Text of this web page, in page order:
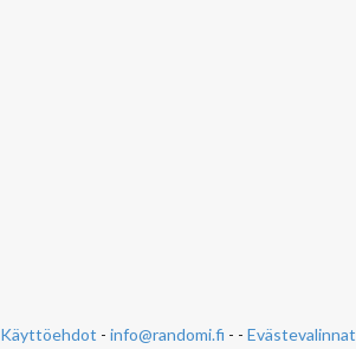
Käyttöehdot - info@randomi.fi - - Evästevalinnat